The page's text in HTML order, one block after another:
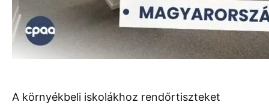
A környékbeli iskolákhoz rendőrtiszteket